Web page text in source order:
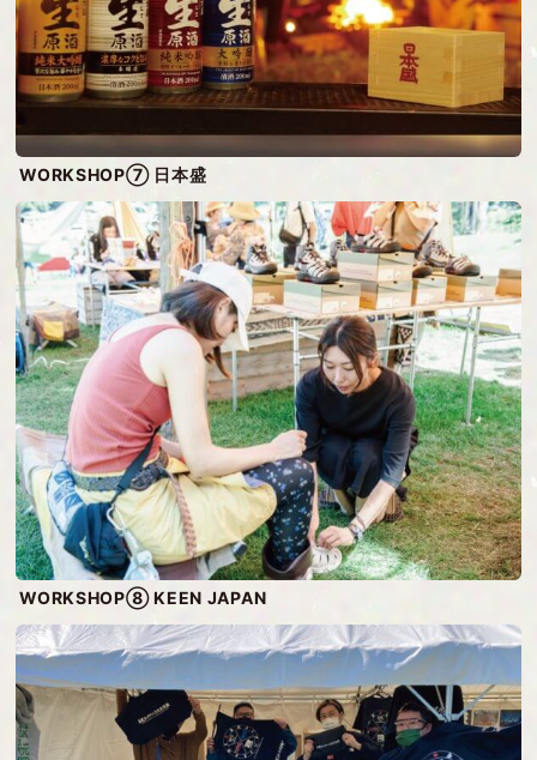
WORKSHOP⑦ 日本盛
WORKSHOP⑧ KEEN JAPAN